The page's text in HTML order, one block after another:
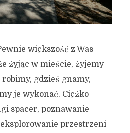
większość z Was
żyjąc w mieście, żyjemy
robimy, gdzieś gnamy,
je wykonać. Ciężko
spacer, poznawanie
przestrzeni